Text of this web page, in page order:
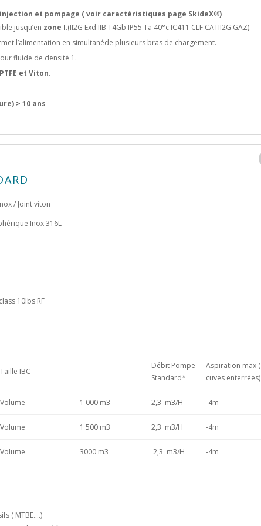
injection et pompage ( voir caractéristiques page SkideX®)
jusqu’en zone I.(II2G Exd IIB T4Gb IP55 Ta 40°c IC411 CLF CATII2G GAZ).
l’alimentation en simultanéde plusieurs bras de chargement.
fluide de densité 1.
PTFE et Viton.
> 10 ans
/ Joint viton
Inox 316L
10lbs RF
Taille IBC
Débit Pompe
Standard*
Aspiration max (
cuves enterrées)
Volume 1 000 m3 2,3 m3/H -4m
Volume 1 500 m3 2,3 m3/H -4m
Volume 3000 m3 2,3 m3/H -4m
( MTBE….)